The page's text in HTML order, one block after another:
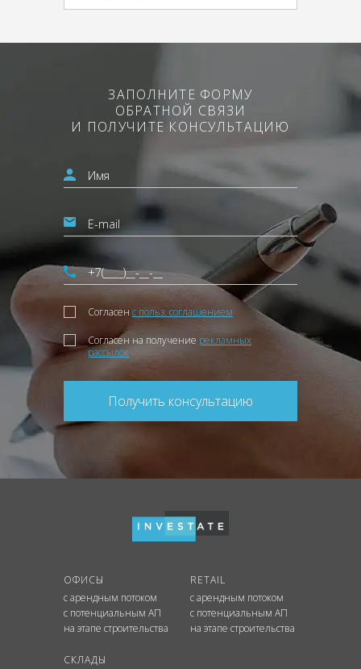
ЗАПОЛНИТЕ ФОРМУ
ОБРАТНОЙ СВЯЗИ
И ПОЛУЧИТЕ КОНСУЛЬТАЦИЮ
Согласен с польз. соглашением
Согласен на получение рекламных
рассылок
Получить консультацию
ОФИСЫ
с арендным потоком
с потенциальным АП
на этапе строительства
RETAIL
с арендным потоком
с потенциальным АП
на этапе строительства
СКЛАДЫ